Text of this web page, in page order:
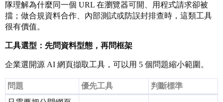
隊理解為什麼同一個 URL 在瀏覽器可開、用程式請求卻被
擋；做合規資料合作、內部測試或防誤封排查時，這類工具
很有價值。
工具選型：先問資料型態，再問框架
企業選開源 AI 網頁擷取工具，可以用 5 個問題縮小範圍。
問題 優先工具
判斷標準